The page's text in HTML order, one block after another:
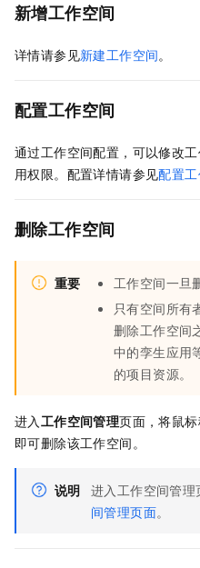
新增工作空间
详情请参见新建工作空间。
配置工作空间
通过工作空间配置，可以修改
用权限。配置详情请参见配置
删除工作空间
重要
工作空间一旦
只有空间所有
删除工作空间
中的孪生应用
的项目资源。
进入 工作空间管理页面，将鼠
即可删除该工作空间。
说明 进入工作空间管
间管理页面。